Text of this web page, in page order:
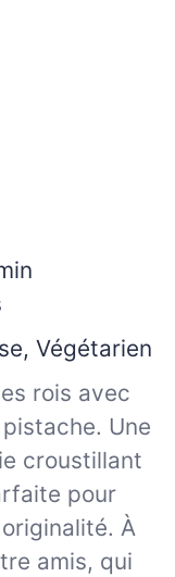
Végétarien
rois avec
Une
croustillant
pour
À
amis, qui